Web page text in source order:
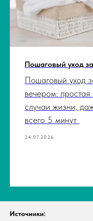
Пошаговый уход
Пошаговый уход
вечером:
случаи жизни,
всего 5 минут
24.07.2026
Источники: